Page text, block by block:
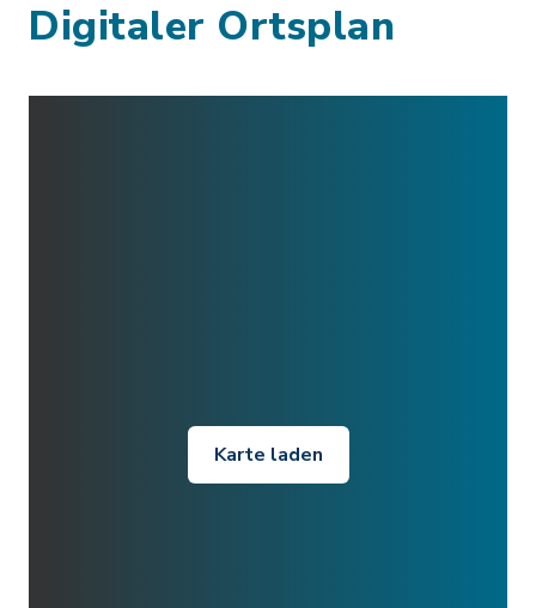
Digitaler Ortsplan
Karte laden